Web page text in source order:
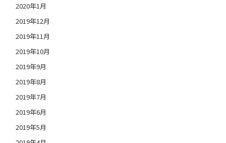
2020年1月
2019年12月
2019年11月
2019年10月
2019年9月
2019年8月
2019年7月
2019年6月
2019年5月